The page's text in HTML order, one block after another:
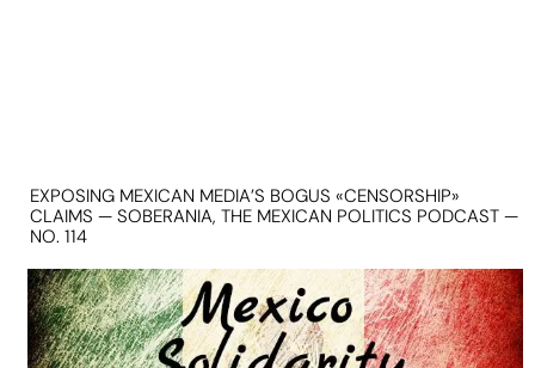
EXPOSING MEXICAN MEDIA’S BOGUS «CENSORSHIP»
CLAIMS — SOBERANIA, THE MEXICAN POLITICS PODCAST —
NO. 114